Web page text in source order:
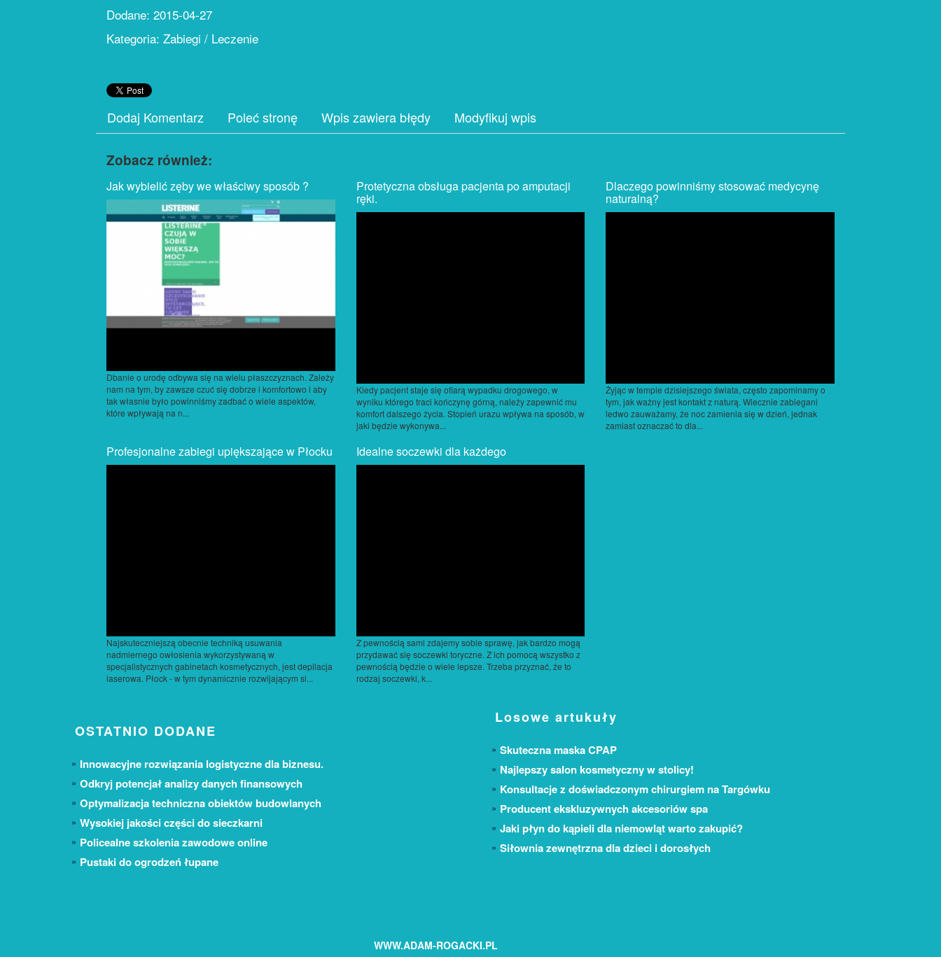
Dodane: 2015-04-27
Kategoria: Zabiegi / Leczenie
Dodaj Komentarz Poleć stronę Wpis zawiera błędy Modyfikuj wpis
Zobacz również:
Jak wybielić zęby we właściwy sposób ?
Dbanie o urodę odbywa się na wielu płaszczyznach. Zależy
nam na tym, by zawsze czuć się dobrze i komfortowo i aby
tak własnie było powinniśmy zadbać o wiele aspektów,
które wpływają na n...
Protetyczna obsługa pacjenta po amputacji
ręki.
Kiedy pacjent staje się ofiarą wypadku drogowego, w
wyniku którego traci kończynę górną, należy zapewnić mu
komfort dalszego życia. Stopień urazu wpływa na sposób, w
jaki będzie wykonywa...
Dlaczego powinniśmy stosować medycynę
naturalną?
Żyjąc w tempie dzisiejszego świata, często zapominamy o
tym, jak ważny jest kontakt z naturą. Wiecznie zabiegani
ledwo zauważamy, że noc zamienia się w dzień, jednak
zamiast oznaczać to dla...
Profesjonalne zabiegi upiększające w Płocku
Najskuteczniejszą obecnie techniką usuwania
nadmiernego owłosienia wykorzystywaną w
specjalistycznych gabinetach kosmetycznych, jest depilacja
laserowa. Płock - w tym dynamicznie rozwijającym si...
Idealne soczewki dla każdego
Z pewnością sami zdajemy sobie sprawę, jak bardzo mogą
przydawać się soczewki toryczne. Z ich pomocą wszystko z
pewnością będzie o wiele lepsze. Trzeba przyznać, że to
rodzaj soczewki, k...
OSTATNIO DODANE
Innowacyjne rozwiązania logistyczne dla biznesu.
Odkryj potencjał analizy danych finansowych
Optymalizacja techniczna obiektów budowlanych
Wysokiej jakości części do sieczkarni
Policealne szkolenia zawodowe online
Pustaki do ogrodzeń łupane
Losowe artukuły
Skuteczna maska CPAP
Najlepszy salon kosmetyczny w stolicy!
Konsultacje z doświadczonym chirurgiem na Targówku
Producent ekskluzywnych akcesoriów spa
Jaki płyn do kąpieli dla niemowląt warto zakupić?
Siłownia zewnętrzna dla dzieci i dorosłych
WWW.ADAM-ROGACKI.PL